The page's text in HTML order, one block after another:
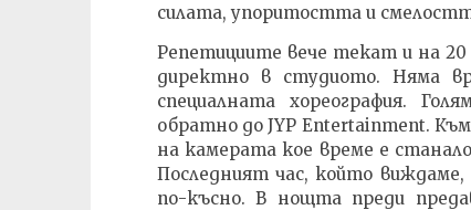
силата, упоритостта и
Репетициите вече текат и на 20
директно в студиото. Няма
специалната хореография.
обратно до JYP Entertainment.
на камерата кое време е
Последният час, който
по-късно. В нощта преди